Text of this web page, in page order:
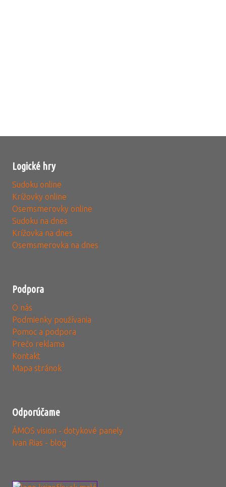
Logické hry
Sudoku online
Krížovky online
Osemsmerovky online
Sudoku na dnes
Krížovka na dnes
Osemsmerovka na dnes
Podpora
O nás
Podmienky používania
Pomoc a podpora
Prečo reklama
Kontakt
Mapa stránok
Odporúčame
ÁMOS vision - dotykové panely
Ivan Rias - blog